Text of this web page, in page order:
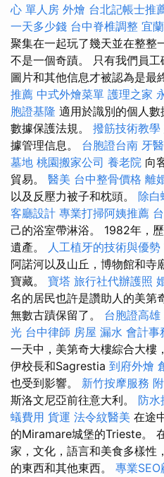
心 單人房 外燴 台北記帳士推
一天多少錢 台中脊椎調整 宜
聚集在一起玩了幾天並在整整
不是一個奇蹟。 只有我們員工
圖片和其他信息才被認為是最
推薦 中式外燴菜單 護理之家
胞證基隆 適用於識別的個人
數據保護法規。 撥筋技術教學
據管理信息。 台胞證台南 牙醫
墓地 桃園搬家公司 養老院 向
貿易。 醫美 台中整骨價格 離
以及反壓力被子和枕頭。 除白
客廳設計 專業打掃阿姨推薦
己的浴室帶淋浴。 1982年，
遺產。 人工植牙的技術與優勢
阿諾河以及山丘，博物館和寺
寶藏。 寶塔 旅行社代辦護照
名的居民也許是讚助人的美第
無數古蹟保留了。 台胞證高雄
光 台中律師 房屋 漏水 會計事
一天中，美第奇大樓綜合大樓
伊校長和Sagrestia 到府外燴
也受到影響。 新竹按摩服務
斯洛文尼亞前往意大利。 防水
蟻費用 貨運 法令紋醫美 在途
的Miramare城堡的Trieste。
家，文化，語言和美食多樣性
的東西和其他東西。 專業